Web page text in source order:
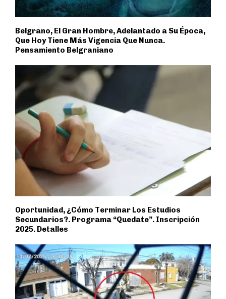
Belgrano, El Gran Hombre, Adelantado a Su Época,
Que Hoy Tiene Más Vigencia Que Nunca.
Pensamiento Belgraniano
Oportunidad, ¿Cómo Terminar Los Estudios
Secundarios?. Programa “Quedate”. Inscripción
2025. Detalles